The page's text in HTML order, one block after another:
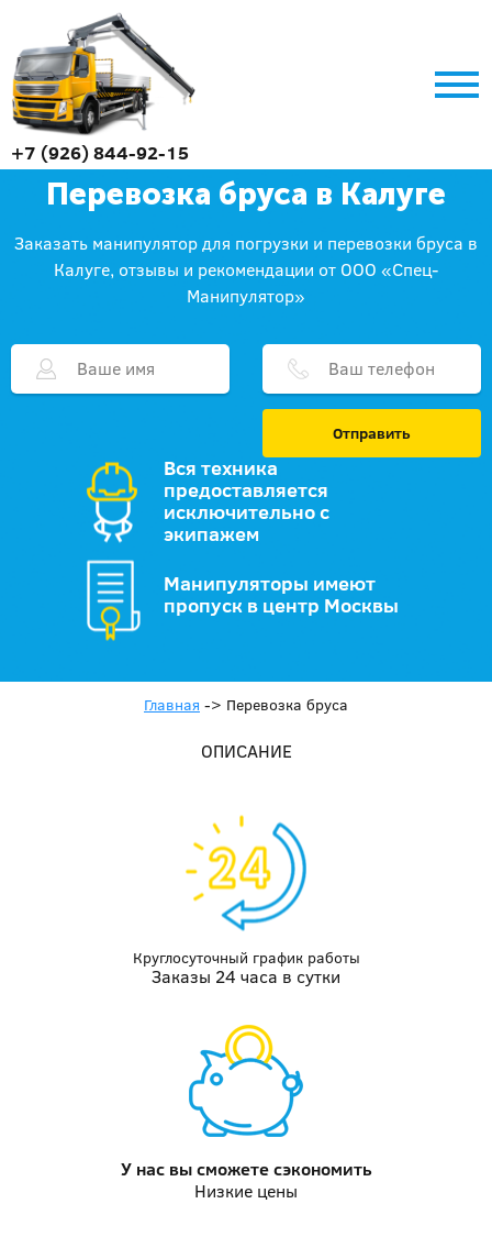
+7 (926) 844-92-15
Перевозка бруса в Калуге
Заказать манипулятор для погрузки и перевозки бруса в
Калуге, отзывы и рекомендации от ООО «Спец-
Манипулятор»
Отправить
Вся техника
предоставляется
исключительно с
экипажем
Манипуляторы имеют
пропуск в центр Москвы
Главная -> Перевозка бруса
ОПИСАНИЕ
Круглосуточный график работы
Заказы 24 часа в сутки
У нас высможете сэкономить
Низкие цены